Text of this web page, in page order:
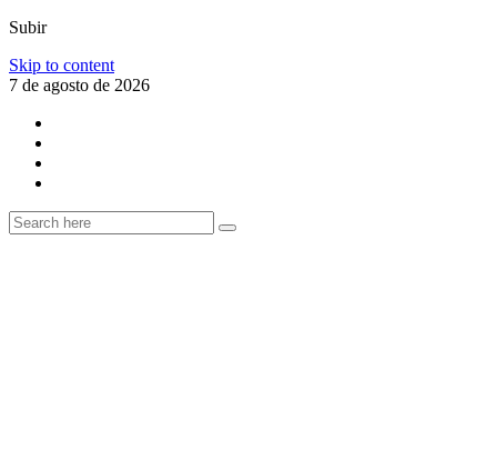
Subir
Skip to content
7 de agosto de 2026